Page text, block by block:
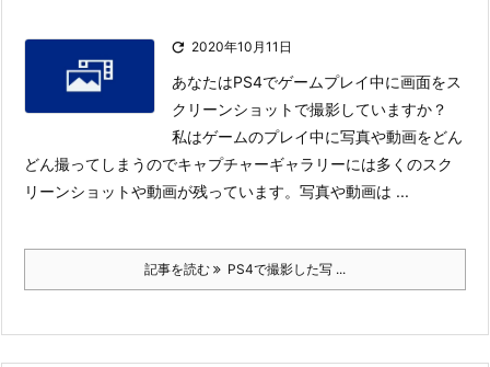
 2020年10月11日
あなたはPS4でゲームプレイ中に画面をス
クリーンショットで撮影していますか？
私はゲームのプレイ中に写真や動画をどん
どん撮ってしまうのでキャプチャーギャラリーには多くのスク
リーンショットや動画が残っています。 写真や動画は ...
記事を読む PS4で撮影した写 ...